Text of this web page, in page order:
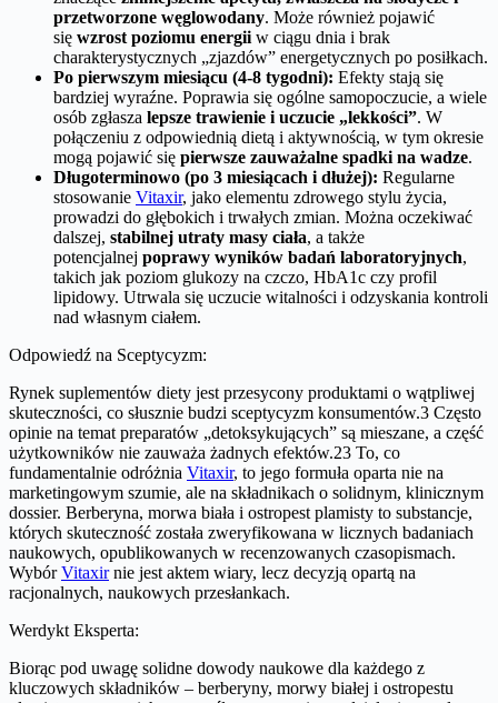
przetworzone węglowodany. Może również pojawić
się wzrost poziomu energii w ciągu dnia i brak
charakterystycznych „zjazdów” energetycznych po posiłkach.
Po pierwszym miesiącu (4-8 tygodni): Efekty stają się
bardziej wyraźne. Poprawia się ogólne samopoczucie, a wiele
osób zgłasza lepsze trawienie i uczucie „lekkości”. W
połączeniu z odpowiednią dietą i aktywnością, w tym okresie
mogą pojawić się pierwsze zauważalne spadki na wadze.
Długoterminowo (po 3 miesiącach i dłużej): Regularne
stosowanie Vitaxir, jako elementu zdrowego stylu życia,
prowadzi do głębokich i trwałych zmian. Można oczekiwać
dalszej, stabilnej utraty masy ciała, a także
potencjalnej poprawy wyników badań laboratoryjnych,
takich jak poziom glukozy na czczo, HbA1c czy profil
lipidowy. Utrwala się uczucie witalności i odzyskania kontroli
nad własnym ciałem.
Odpowiedź na Sceptycyzm:
Rynek suplementów diety jest przesycony produktami o wątpliwej
skuteczności, co słusznie budzi sceptycyzm konsumentów.3 Często
opinie na temat preparatów „detoksykujących” są mieszane, a część
użytkowników nie zauważa żadnych efektów.23 To, co
fundamentalnie odróżnia Vitaxir, to jego formuła oparta nie na
marketingowym szumie, ale na składnikach o solidnym, klinicznym
dossier. Berberyna, morwa biała i ostropest plamisty to substancje,
których skuteczność została zweryfikowana w licznych badaniach
naukowych, opublikowanych w recenzowanych czasopismach.
WybórVitaxirnie jest aktem wiary, lecz decyzją opartą na
racjonalnych, naukowych przesłankach.
Werdykt Eksperta:
Biorąc pod uwagę solidne dowody naukowe dla każdego z
kluczowych składników – berberyny, morwy białej i ostropestu